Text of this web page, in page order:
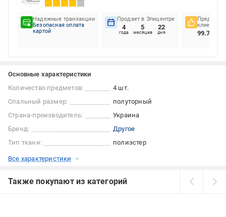
Надежные транзакции
Безопасная оплата
картой
Продает в Эпицентре
4
года
5
месяцев
22
дня
клиентов
99.71%
Основные характеристики
Количество предметов:
4 шт.
Спальный размер:
полуторный
Страна-производитель:
Украина
Бренд:
Другое
Тип ткани:
полиэстер
Все характеристики
Также покупают из категорий